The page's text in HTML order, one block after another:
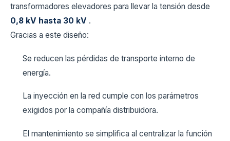
transformadores elevadores para llevar la tensión desde
0,8 kV hasta 30 kV .
Gracias a este diseño:
Se reducen las pérdidas de transporte interno de
energía.
La inyección en la red cumple con los parámetros
exigidos por la compañía distribuidora.
El mantenimiento se simplifica al centralizar la función